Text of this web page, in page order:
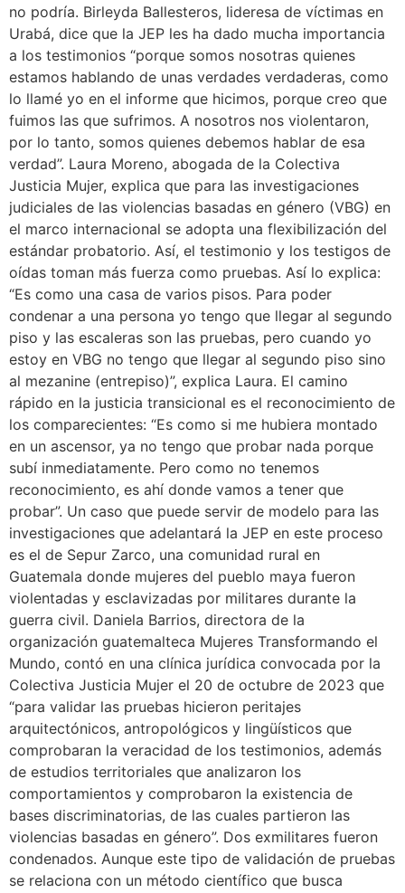
no podría. Birleyda Ballesteros, lideresa de víctimas en
Urabá, dice que la JEP les ha dado mucha importancia
a los testimonios “porque somos nosotras quienes
estamos hablando de unas verdades verdaderas, como
lo llamé yo en el informe que hicimos, porque creo que
fuimos las que sufrimos. A nosotros nos violentaron,
por lo tanto, somos quienes debemos hablar de esa
verdad”. Laura Moreno, abogada de la Colectiva
Justicia Mujer, explica que para las investigaciones
judiciales de las violencias basadas en género (VBG) en
el marco internacional se adopta una flexibilización del
estándar probatorio. Así, el testimonio y los testigos de
oídas toman más fuerza como pruebas. Así lo explica:
“Es como una casa de varios pisos. Para poder
condenar a una persona yo tengo que llegar al segundo
piso y las escaleras son las pruebas, pero cuando yo
estoy en VBG no tengo que llegar al segundo piso sino
al mezanine (entrepiso)”, explica Laura. El camino
rápido en la justicia transicional es el reconocimiento de
los comparecientes: “Es como si me hubiera montado
en un ascensor, ya no tengo que probar nada porque
subí inmediatamente. Pero como no tenemos
reconocimiento, es ahí donde vamos a tener que
probar”. Un caso que puede servir de modelo para las
investigaciones que adelantará la JEP en este proceso
es el de Sepur Zarco, una comunidad rural en
Guatemala donde mujeres del pueblo maya fueron
violentadas y esclavizadas por militares durante la
guerra civil. Daniela Barrios, directora de la
organización guatemalteca Mujeres Transformando el
Mundo, contó en una clínica jurídica convocada por la
Colectiva Justicia Mujer el 20 de octubre de 2023 que
“para validar las pruebas hicieron peritajes
arquitectónicos, antropológicos y lingüísticos que
comprobaran la veracidad de los testimonios, además
de estudios territoriales que analizaron los
comportamientos y comprobaron la existencia de
bases discriminatorias, de las cuales partieron las
violencias basadas en género”. Dos exmilitares fueron
condenados. Aunque este tipo de validación de pruebas
se relaciona con un método científico que busca